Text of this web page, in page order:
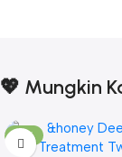
💖 Mungkin
-17%